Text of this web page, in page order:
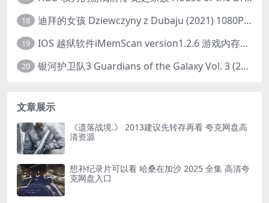
18 迪拜的女孩 Dziewczyny z Dubaju (2021) 1080P 中字
19 IOS 越狱软件iMemScan version1.2.6 游戏内存修改器
20 银河护卫队3 Guardians of the Galaxy Vol. 3 (2023)4K高清资源1080p只分享精品
文章展示
《遗落战境.》 2013建议先转存再看 夸克网盘高
清资源
想补纪录片可以看 哈桑在加沙 2025 全集 高清夸
克网盘入口